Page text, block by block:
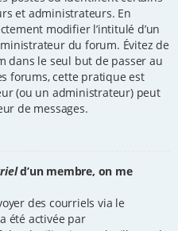
et administrateurs. En
modifier l’intitulé d’un
du forum. Évitez de
dans le seul but de passer au
forums, cette pratique est
(ou un administrateur) peut
de messages.
d’un membre, on me
des courriels via le
été activée par